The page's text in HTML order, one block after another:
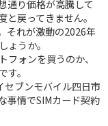
通り価格が高騰して
戻ってきません。
それが激動の2026年
ょうか。
ォンを買うのか、
。
セブンモバイル四日市
事情でSIMカード契約